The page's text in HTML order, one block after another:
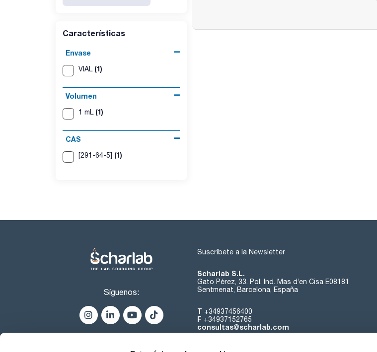
Características
Envase
VIAL (1)
Volumen
1 mL (1)
CAS
[291-64-5] (1)
Síguenos:
Suscríbete a la Newsletter
Scharlab S.L.
Gato Pérez, 33. Pol. Ind. Mas d’en Cisa E08181
Sentmenat, Barcelona, España
T +34937456400
F +34937152765
consultas@scharlab.com